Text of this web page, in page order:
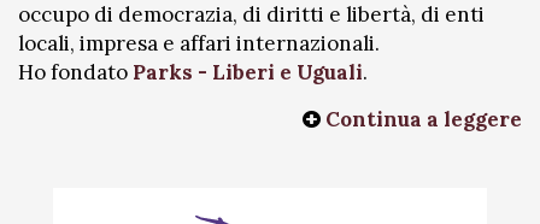
occupo di democrazia, di diritti e libertà, di enti
locali, impresa e affari internazionali.
Ho fondato Parks - Liberi e Uguali.
Continua a leggere